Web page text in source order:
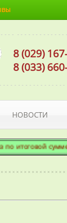
8 (029)
8 (033)
НОВОСТИ
итоговой сумме